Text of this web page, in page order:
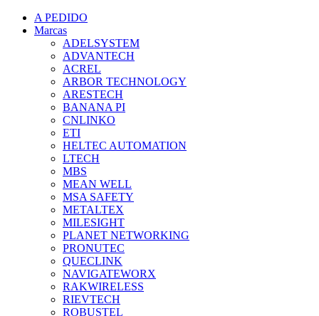
A PEDIDO
Marcas
ADELSYSTEM
ADVANTECH
ACREL
ARBOR TECHNOLOGY
ARESTECH
BANANA PI
CNLINKO
ETI
HELTEC AUTOMATION
LTECH
MBS
MEAN WELL
MSA SAFETY
METALTEX
MILESIGHT
PLANET NETWORKING
PRONUTEC
QUECLINK
NAVIGATEWORX
RAKWIRELESS
RIEVTECH
ROBUSTEL